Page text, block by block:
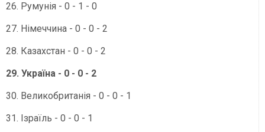
26. Румунія - 0 - 1 - 0
27. Німеччина - 0 - 0 - 2
28. Казахстан - 0 - 0 - 2
29. Україна - 0 - 0 - 2
30. Великобританія - 0 - 0 - 1
31. Ізраїль - 0 - 0 - 1